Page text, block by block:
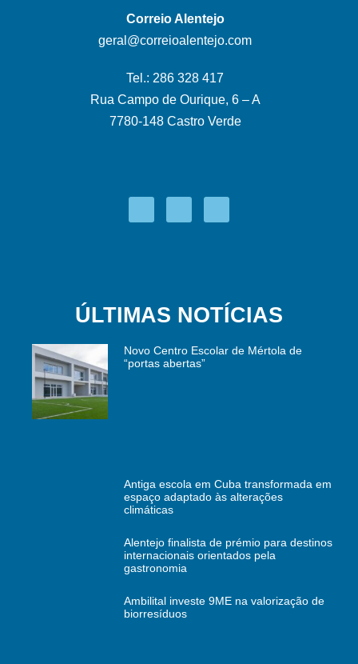
Correio Alentejo
geral@correioalentejo.com
Tel.: 286 328 417
Rua Campo de Ourique, 6 – A
7780-148 Castro Verde
ÚLTIMAS NOTÍCIAS
Novo Centro Escolar de Mértola de
“portas abertas”
Antiga escola em Cuba transformada em
espaço adaptado às alterações
climáticas
Alentejo finalista de prémio para destinos
internacionais orientados pela
gastronomia
Ambilital investe 9ME na valorização de
biorresíduos